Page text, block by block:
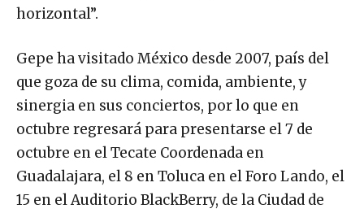
horizontal”.
Gepe ha visitado México desde 2007, país del
que goza de su clima, comida, ambiente, y
sinergia en sus conciertos, por lo que en
octubre regresará para presentarse el 7 de
octubre en el Tecate Coordenada en
Guadalajara, el 8 en Toluca en el Foro Lando, el
15 en el Auditorio BlackBerry, de la Ciudad de